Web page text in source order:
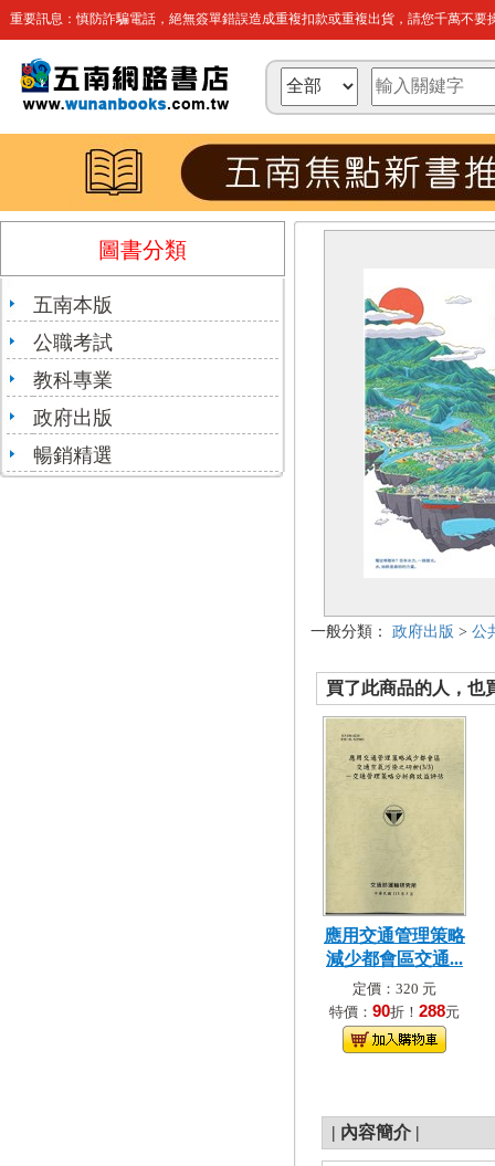
重要訊息：慎防詐騙電話，絕無簽單錯誤造成重複扣款或重複出貨，請您千萬不要
圖書分類
五南本版
公職考試
教科專業
政府出版
暢銷精選
一般分類： 政府出版 > 公
買了此商品的人，也
應用交通管理策略
減少都會區交通...
定價：320 元
特價： 90折！ 288元
| 內容簡介 |